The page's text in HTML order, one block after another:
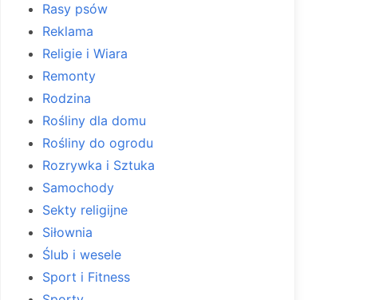
Rasy psów
Reklama
Religie i Wiara
Remonty
Rodzina
Rośliny dla domu
Rośliny do ogrodu
Rozrywka i Sztuka
Samochody
Sekty religijne
Siłownia
Ślub i wesele
Sport i Fitness